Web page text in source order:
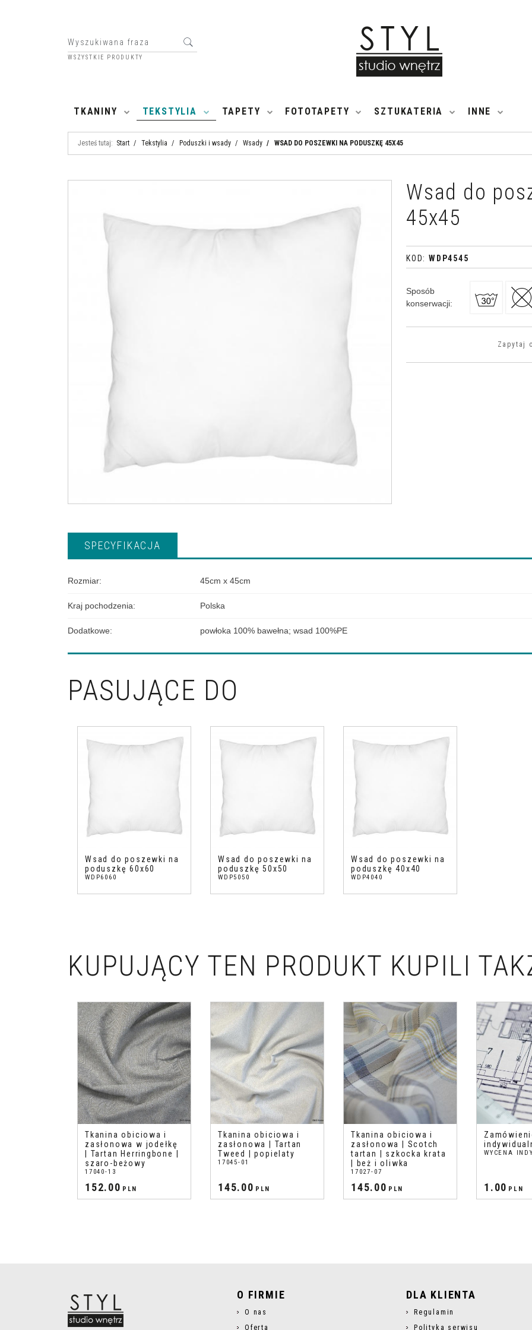
WSZYSTKIE PRODUKTY
TKANINY TEKSTYLIA TAPETY FOTOTAPETY SZTUKATERIA INNE
Jesteś tutaj: Start / Tekstylia / Poduszki i wsady / Wsady / WSAD DO POSZEWKI NA PODUSZKĘ 45X45
Wsad do
45x45
KOD: WDP4545
Sposób
konserwacji:
Zapytaj
SPECYFIKACJA
Rozmiar: 45cm x 45cm
Kraj pochodzenia: Polska
Dodatkowe: powłoka 100% bawełna; wsad 100%PE
PASUJĄCE DO
Wsad do poszewki na
poduszkę 60x60
WDP6060
Wsad do poszewki na
poduszkę 50x50
WDP5050
Wsad do poszewki na
poduszkę 40x40
WDP4040
KUPUJĄCY TEN PRODUKT KUPILI
Tkanina obiciowa i
zasłonowa w jodełkę
| Tartan Herringbone |
szaro-beżowy
17040-13
152.00 PLN
Tkanina obiciowa i
zasłonowa | Tartan
Tweed | popielaty
17045-01
145.00 PLN
Tkanina obiciowa i
zasłonowa | Scotch
tartan | szkocka krata
| beż i oliwka
17027-07
145.00 PLN
WYCENA
1.00 PLN
O FIRMIE
O nas
Oferta
DLA KLIENTA
Regulamin
Polityka serwisu